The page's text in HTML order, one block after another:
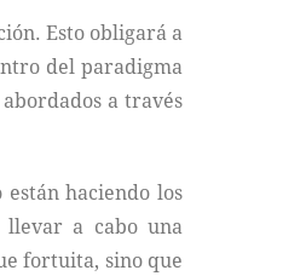
Esto obligará a
del paradigma
a través
haciendo los
llevar a cabo una
fortuita, sino que